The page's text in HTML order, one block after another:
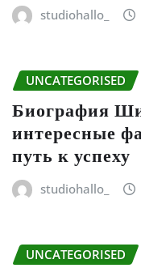
studiohallo_
UNCATEGORISED
Биография
интересные
путь к успеху
studiohallo_
UNCATEGORISED